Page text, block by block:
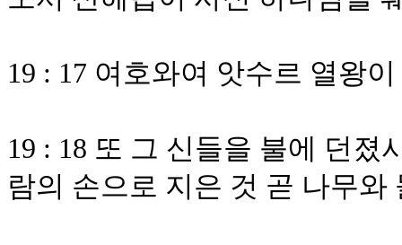
19 : 17 여호와여 앗수르 열왕
19 : 18 또 그 신들을 불에 던졌
람의 손으로 지은 것 곧 나무